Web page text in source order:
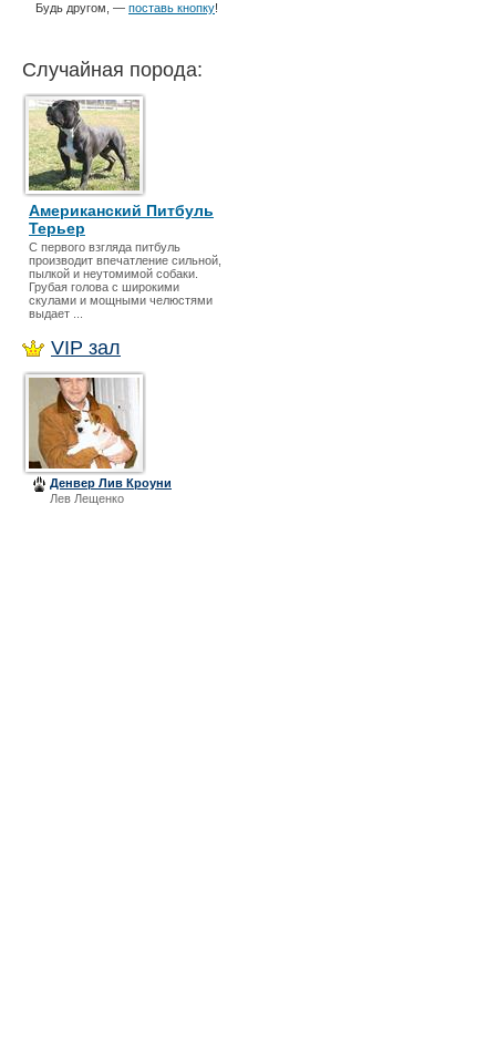
Будь другом, — поставь кнопку!
Случайная порода:
Американский Питбуль
Терьер
С первого взгляда питбуль
производит впечатление сильной,
пылкой и неутомимой собаки.
Грубая голова с широкими
скулами и мощными челюстями
выдает ...
VIP зал
Денвер Лив Кроуни
Лев Лещенко